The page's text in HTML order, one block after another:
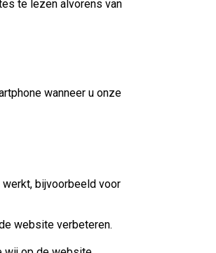
te lezen alvorens van
wanneer u onze
bijvoorbeeld voor
website verbeteren.